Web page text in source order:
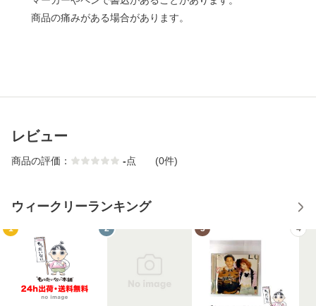
商品の痛みがある場合があります。
レビュー
商品の評価： -点 (0件)
ウィークリーランキング
1 2 3 4